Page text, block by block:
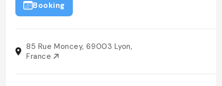
Booking
85 Rue Moncey, 69003 Lyon,
France